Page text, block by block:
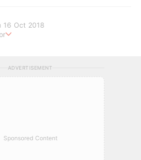
16 Oct 2018
ADVERTISEMENT
Sponsored Content